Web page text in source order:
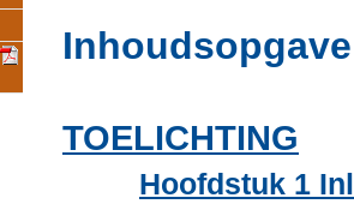
Inhoudsopgave
TOELICHTING
Hoofdstuk 1